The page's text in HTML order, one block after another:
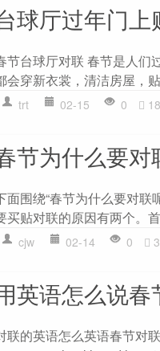
球厅过年门上
节台球厅对联 春节是人们
会穿新衣裳，清洁房屋，
trt 02-15 0
节为什么要对
面围绕“春节为什么要对
买贴对联的原因有两个。
cjw 02-14 0
英语怎么说春
联的英语怎么英语春节对